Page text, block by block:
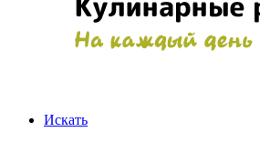
Искать